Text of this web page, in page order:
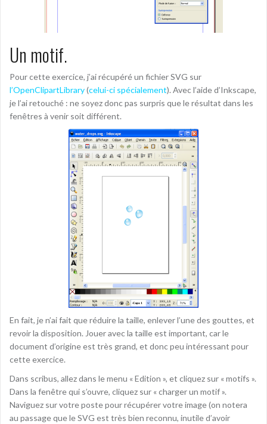
Un motif.
Pour cette exercice, j’ai récupéré un fichier SVG sur
l’OpenClipartLibrary(celui-ci spécialement). Avec l’aide d’Inkscape,
je l’ai retouché : ne soyez donc pas surpris que le résultat dans les
fenêtres à venir soit différent.
En fait, je n’ai fait que réduire la taille, enlever l’une des gouttes, et
revoir la disposition. Jouer avec la taille est important, car le
document d’origine est très grand, et donc peu intéressant pour
cette exercice.
Dans scribus, allez dans le menu « Edition », et cliquez sur « motifs ».
Dans la fenêtre qui s’ouvre, cliquez sur « charger un motif ».
Naviguez sur votre poste pour récupérer votre image (on notera
au passage que le SVG est très bien reconnu, inutile d’avoir